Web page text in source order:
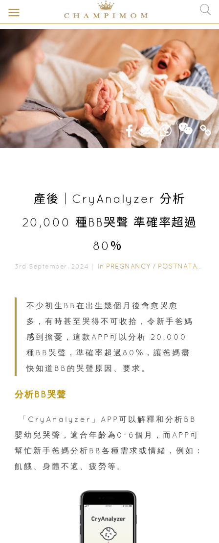
產後｜CryAnalyzer 分析
20,000 種BB哭聲 準確率超過
80%
3rd September, 2024｜ In PREGNANCY / POSTNATAL CARE
不少初生BB在出生幾個月後會愈哭愈
多，有時甚至哭得不可收拾，令新手爸媽
感到擔憂，這款APP可以分析 20,000
種BB哭聲，準確率超過80%，讓爸媽盡
快知道BB的哭聲原因、要求。
分析BB哭聲
「CryAnalyzer」APP可以解釋和分析BB
嬰幼兒哭聲，適合年齡為0-6個月，而APP可
幫忙新手爸媽分析BB各種需求或情緒，例如：
飢餓、身體不適、疲勞等。